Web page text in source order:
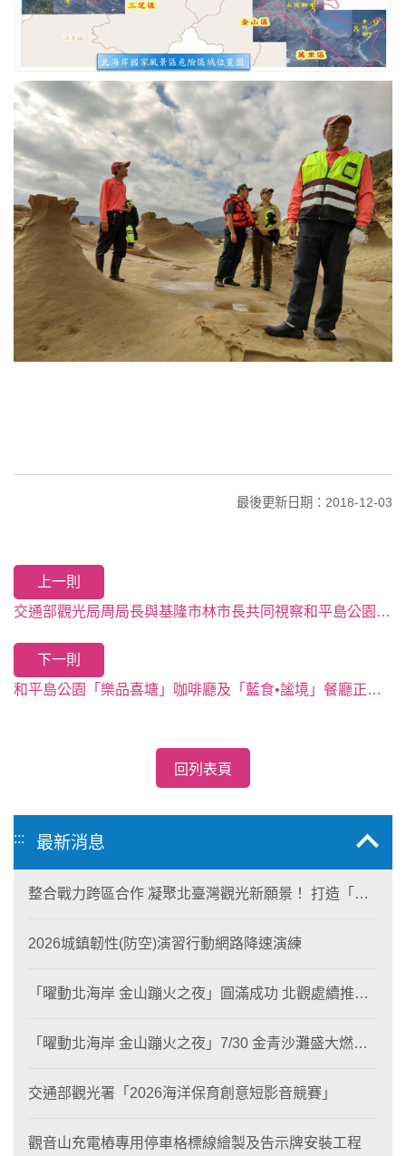
最後更新日期：2018-12-03
上一則
交通部觀光局周局長與基隆市林市長共同視察和平島公園友善旅遊環境，共同行銷基隆美麗小鎮
下一則
和平島公園「樂品喜塘」咖啡廳及「藍食•謐境」餐廳正式開幕迎客，遊憩服務更升級
回列表頁
::: 最新消息
整合戰力跨區合作 凝聚北臺灣觀光新願景！ 打造「生
2026城鎮韌性(防空)演習行動網路降速演練
「曜動北海岸 金山蹦火之夜」圓滿成功 北觀處續推照
「曜動北海岸 金山蹦火之夜」7/30 金青沙灘盛大燃
交通部觀光署「2026海洋保育創意短影音競賽」
觀音山充電樁專用停車格標線繪製及告示牌安裝工程